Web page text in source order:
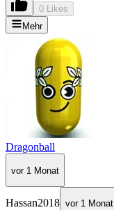
0 Likes
Mehr
Dragonball
vor 1 Monat
Hassan2018 vor 1 Monat